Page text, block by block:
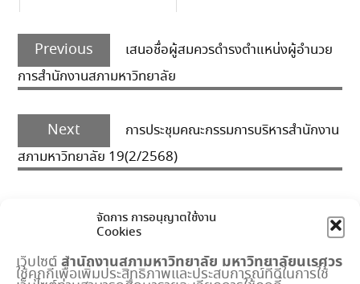
จัดการ การอนุญาตใช้งาน
Cookies
เว็บไซต์สำนักงานสภามหาวิทยาลัย มหาวิทยาลัยนเรศวร
ใช้คุกกี้เพื่อเพิ่มประสิทธิภาพและประสบการณ์ที่ดีในการใช้
Post
navigation
Previous
Previous
post:
เสนอชื่อผู้สมควรดำรงตำแหน่งผู้อำนวย
การสำนักงานสภามหาวิทยาลัย
Next
Next
post:
การประชุมคณะกรรมการบริหารสำนักงาน
สภามหาวิทยาลัย 19(2/2568)